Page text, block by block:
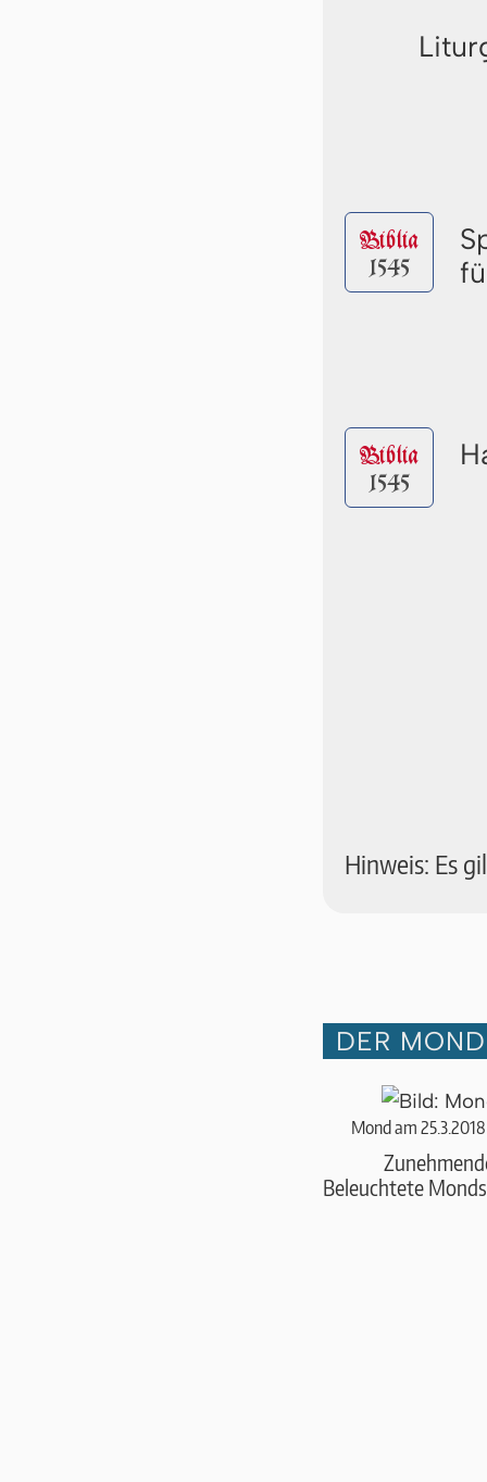
Biblia
1545
Biblia
1545
Hinweis: Es
DER
Mond am
Beleuchtete